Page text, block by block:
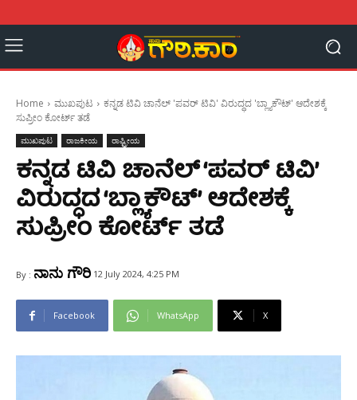
Home ಮುಖಪುಟ
ಕನ್ನಡ ಟಿವಿ ಚಾನೆಲ್ 'ಪವರ್ ಟಿವಿ' ವಿರುದ್ಧದ 'ಬ್ಲ್ಯಾಕೌಟ್' ಆದೇಶಕ್ಕೆ
ಸುಪ್ರೀಂ ಕೋರ್ಟ್ ತಡೆ
ಮುಖಪುಟ ರಾಜಕೀಯ ರಾಷ್ಟ್ರೀಯ
ಕನ್ನಡ ಟಿವಿ ಚಾನೆಲ್ ‘ಪವರ್ ಟಿವಿ’
ವಿರುದ್ಧದ ‘ಬ್ಲ್ಯಾಕೌಟ್’ ಆದೇಶಕ್ಕೆ
ಸುಪ್ರೀಂ ಕೋರ್ಟ್ ತಡೆ
By : ನಾನು ಗೌರಿ 12 July 2024, 4:25 PM
Facebook WhatsApp X